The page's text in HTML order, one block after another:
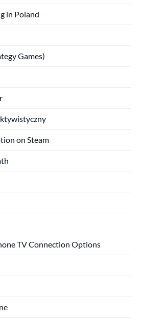
in Poland
Games)
on Steam
TV Connection Options